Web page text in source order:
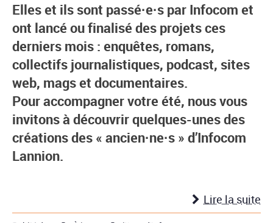
Elles et ils sont passé·e·s par Infocom et
ont lancé ou finalisé des projets ces
derniers mois : enquêtes, romans,
collectifs journalistiques, podcast, sites
web, mags et documentaires.
Pour accompagner votre été, nous vous
invitons à découvrir quelques-unes des
créations des « ancien·ne·s » d’Infocom
Lannion.
Lire la suite